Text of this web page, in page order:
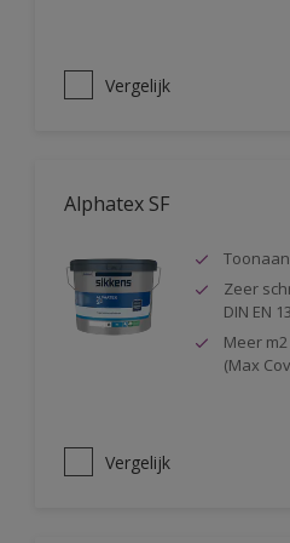
Vergelijk
Alphatex SF
Zeer
DIN EN
Meer
(Max
Vergelijk